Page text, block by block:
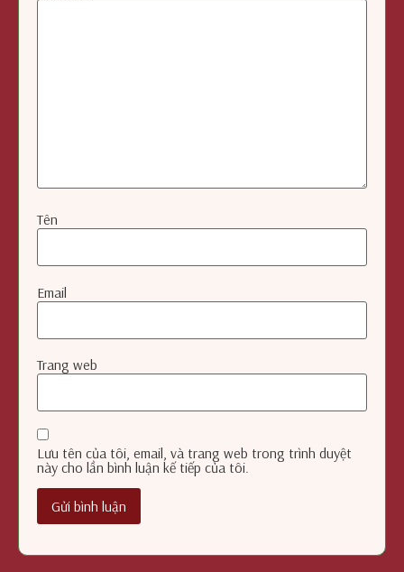
Tên
Email
Trang web
Lưu tên của tôi, email, và trang web trong trình duyệt
này cho lần bình luận kế tiếp của tôi.